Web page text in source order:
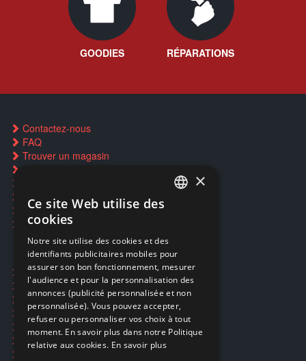
GOODIES RÉPARATIONS
Contactez-nous
FAQ
Trouver un magasin
Restauration CD griffés
Réparations & SAV
Smartpoints
Ecogaming
Expédition & retours
Confidentialité
Conditions générales
EA Sport UFC 6
Call of Duty: Modern Warfare 4
Rachat et revente de jeux en cash
ENGLISH
×
Ce site Web utilise des
cookies
Notre site utilise des cookies et des
identifiants publicitaires mobiles pour
assurer son bon fonctionnement, mesurer
l'audience et pour la personnalisation des
annonces (publicité personnalisée et non
personnalisée). Vous pouvez accepter,
refuser ou personnaliser vos choix à tout
moment. En savoir plus dans notre Politique
relative aux cookies. En savoir plus